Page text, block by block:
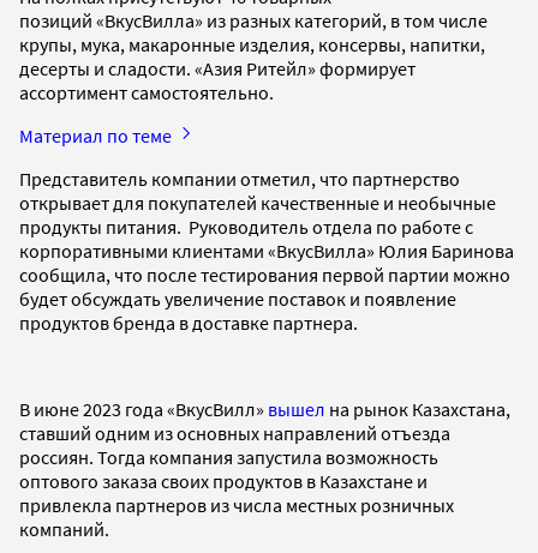
позиций «ВкусВилла» из разных категорий, в том числе
крупы, мука, макаронные изделия, консервы, напитки,
десерты и сладости. «Азия Ритейл» формирует
ассортимент самостоятельно.
Материал по теме
Представитель компании отметил, что партнерство
открывает для покупателей качественные и необычные
продукты питания. Руководитель отдела по работе с
корпоративными клиентами «ВкусВилла» Юлия Баринова
сообщила, что после тестирования первой партии можно
будет обсуждать увеличение поставок и появление
продуктов бренда в доставке партнера.
В июне 2023 года «ВкусВилл» вышел на рынок Казахстана,
ставший одним из основных направлений отъезда
россиян. Тогда компания запустила возможность
оптового заказа своих продуктов в Казахстане и
привлекла партнеров из числа местных розничных
компаний.